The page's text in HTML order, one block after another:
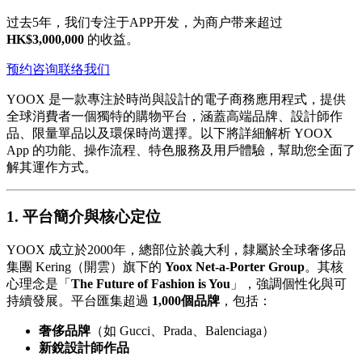
过去5年，我们专注于APP开发，为商户带来超过
HK$3,000,000 的收益。
预约咨询联络我们
YOOX 是一款專注於時尚與設計的電子商務應用程式，提供
全球消費者一個獨特的購物平台，涵蓋高端品牌、設計師作
品、限量單品以及環保時尚選擇。以下將詳細解析 YOOX
App 的功能、操作流程、特色服務及用戶體驗，幫助您全面了
解其運作方式。
1. 平台簡介與核心定位
YOOX 成立於2000年，總部位於義大利，隸屬於全球奢侈品
集團 Kering（開雲）旗下的 Yoox Net-a-Porter Group。其核
心理念是「 The Future of Fashion is You 」，強調個性化與可
持續發展。平台匯集超過 1,000個品牌 ，包括：
奢侈品牌 （如 Gucci、Prada、Balenciaga）
新銳設計師作品